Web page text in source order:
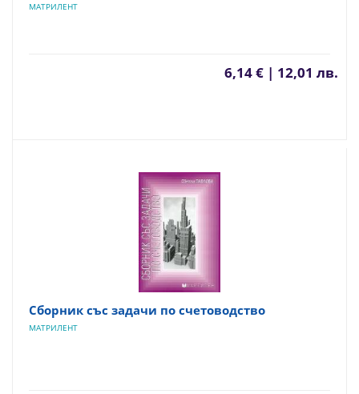
МАТРИЛЕНТ
6,14 € | 12,01 лв.
Сборник със задачи по счетоводство
МАТРИЛЕНТ